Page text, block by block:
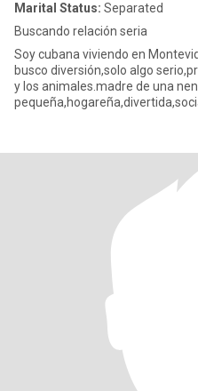
Marital Status: Separated
Buscando relación seria
Soy cubana viviendo en
busco diversión,solo algo
y los animales.madre de una